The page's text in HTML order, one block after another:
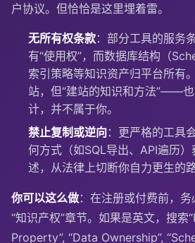
户协议。但恰恰是这里埋着雷。
无所有权条款：部分工具的服务
有“使用权”，而数据库结构（
索引策略等知识资产归平台所有
站，但“建站的知识和方法”——
计，并不属于你。
禁止复制或逆向：更严格的工具
何方式（如SQL导出、API遍历
述，从法律上切断你自力更生的路
你可以这么做：在注册或付费前，
“知识产权”章节。如果是英文，搜索
Property”, “Data Ownership”,